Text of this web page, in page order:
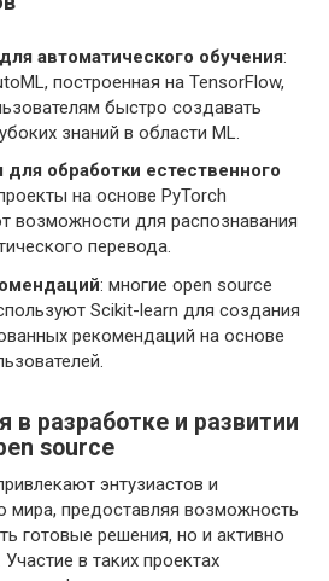
автоматического обучения:
построенная на TensorFlow,
быстро создавать
знаний в области ML.
обработки естественного
на основе PyTorch
возможности для распознавания
перевода.
: многие open source
Scikit-learn для создания
рекомендаций на основе
в разработке и развитии
source
энтузиастов и
мира, предоставляя возможность
готовые решения, но и активно
в таких проектах